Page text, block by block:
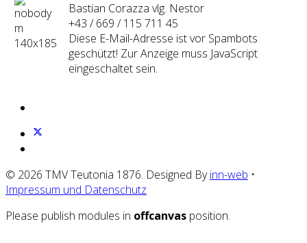
Bastian Corazza vlg. Nestor
+43 / 669 / 115 711 45
Diese E-Mail-Adresse ist vor Spambots
geschützt! Zur Anzeige muss JavaScript
eingeschaltet sein.
© 2026 TMV Teutonia 1876. Designed Byinn-web •
Impressum und Datenschutz
Please publish modules in offcanvas position.